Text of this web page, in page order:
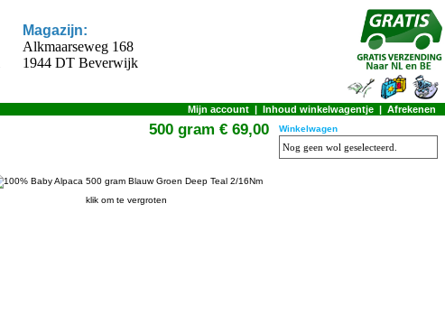
Magazijn:
Alkmaarseweg 168
1944 DT Beverwijk
Mijn account | Inhoud winkelwagentje | Afrekenen
500 gram € 69,00
klik om te vergroten
Winkelwagen
Nog geen wol geselecteerd.